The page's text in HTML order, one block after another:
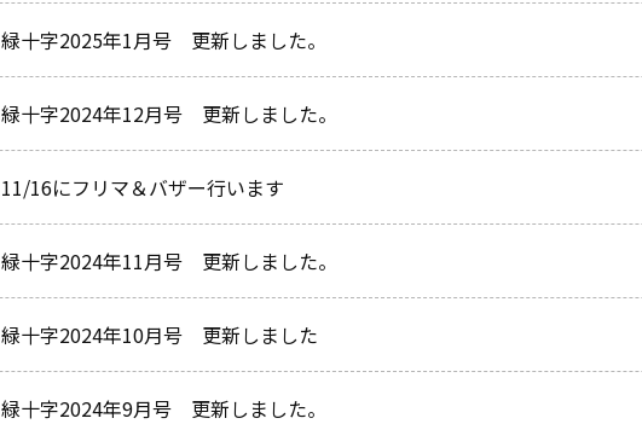
緑十字2025年1月号 更新しました。
緑十字2024年12月号 更新しました。
11/16にフリマ＆バザー行います
緑十字2024年11月号 更新しました。
緑十字2024年10月号 更新しました
緑十字2024年9月号 更新しました。